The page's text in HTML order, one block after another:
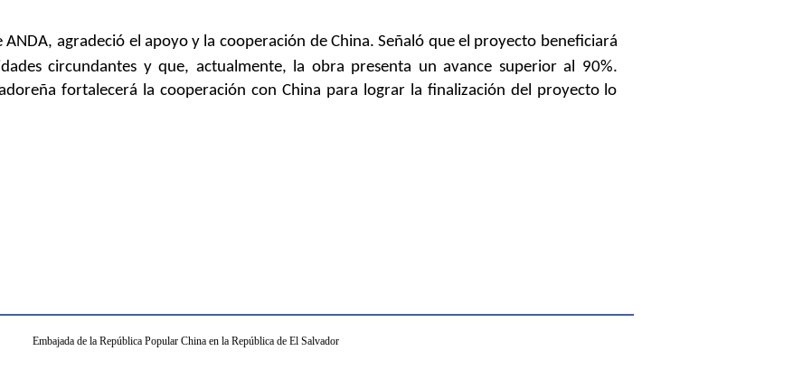
ANDA, agradeció el apoyo y la cooperación de China. Señaló que el proyecto beneficiará
circundantes y que, actualmente, la obra presenta un avance superior al 90%.
fortalecerá la cooperación con China para lograr la finalización del proyecto lo
Embajada de la República Popular China en la República de El Salvador